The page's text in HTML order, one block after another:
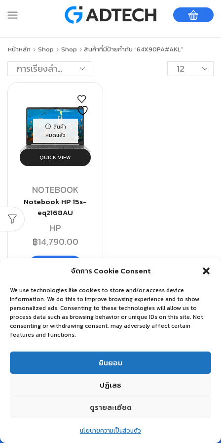
จัดการ Cookie Consent
We use technologies like cookies to store and/or access device
information. We do this to improve browsing experience and to show
personalized ads. Consenting to these technologies will allow us to
process data such as browsing behavior or unique IDs on this site. Not
consenting or withdrawing consent, may adversely affect certain
features and functions.
ยินยอม
ปฏิเสธ
ดูรายละเอียด
นโยบายความเป็นส่วนตัว
หน้าหลัก Shop Shop สินค้าที่มีป้ายกำกับ “64X90PA#AKL”
สินค้า
หมดแล้ว
QUICK VIEW
NOTEBOOK
Notebook HP 15s-
eq2168AU
HP
฿14,790.00
Wishlist